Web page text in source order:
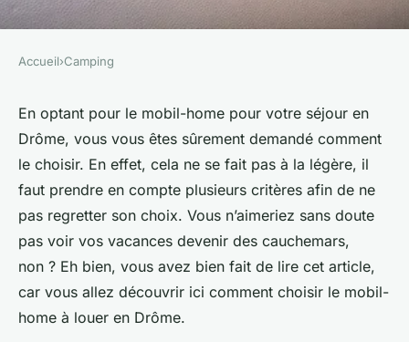
CAMPING
Comment choisir le mobil-
home à louer en Drôme ?
onesime•26 janvier 2024• 2 min de lecture
Accueil›Camping
En optant pour le mobil-home pour votre séjour en
Drôme, vous vous êtes sûrement demandé comment
le choisir. En effet, cela ne se fait pas à la légère, il
faut prendre en compte plusieurs critères afin de ne
pas regretter son choix. Vous n’aimeriez sans doute
pas voir vos vacances devenir des cauchemars,
non ? Eh bien, vous avez bien fait de lire cet article,
car vous allez découvrir ici comment choisir le mobil-
home à louer en Drôme.